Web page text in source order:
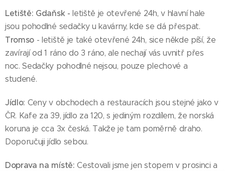
Letiště: Gdaňsk -letiště je otevřené 24h, v hlavní hale
jsou pohodlné sedačky u kavárny, kde se dá přespat.
Tromso - letiště je také otevřené 24h, sice někde píší, že
zavírají od 1 ráno do 3 ráno, ale nechají vás uvnitř přes
noc. Sedačky pohodlné nejsou, pouze plechové a
studené.
Jídlo: Ceny v obchodech a restauracích jsou stejné jako v
ČR. Kafe za 39, jídlo za 120, s jediným rozdílem, že norská
koruna je cca 3x česká. Takže je tam poměrně draho.
Doporučuji jídlo sebou.
Doprava na místě:Cestovali jsme jen stopem v prosinci a